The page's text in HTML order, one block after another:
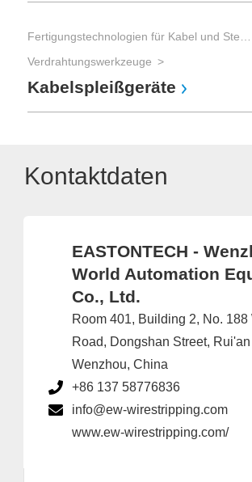
Verdrahtungswerkzeuge
Kabelspleißgeräte
Kontaktdaten
EASTONTECH -
World Automation
Co., Ltd.
Room 401, Building 2, No. 188
Road, Dongshan Street,
Wenzhou, China
+86 137 58776836
info@ew-wirestripping.com
www.ew-wirestripping.com/